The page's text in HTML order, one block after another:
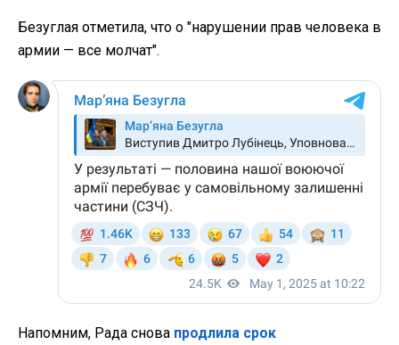
Безуглая отметила, что о "нарушении прав человека в
армии — все молчат".
Напомним, Рада снова продлила срок